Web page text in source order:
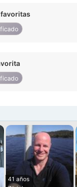
41 años